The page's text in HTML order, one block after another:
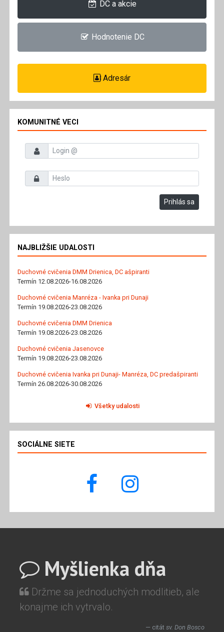
DC a akcie
Hodnotenie DC
Adresár
KOMUNITNÉ VECI
Prihlasovacie meno
Heslo
Prihlás sa
NAJBLIŽŠIE UDALOSTI
Duchovné cvičenia DMM Drienica, DC ašpiranti
Termín 12.08.2026-16.08.2026
Duchovné cvičenia Manréza - Ivanka pri Dunaji
Termín 19.08.2026-23.08.2026
Duchovné cvičenia DMM Drienica
Termín 19.08.2026-23.08.2026
Duchovné cvičenia Jasenovce
Termín 19.08.2026-23.08.2026
Duchovné cvičenia Ivanka pri Dunaji- Manréza, DC predašpiranti
Termín 26.08.2026-30.08.2026
Všetky udalosti
SOCIÁLNE SIETE
Myšlienka dňa
Držme sa jednoduchých modlitieb, ale
konajme ich vytrvalo.
citát sv. Don Bosco